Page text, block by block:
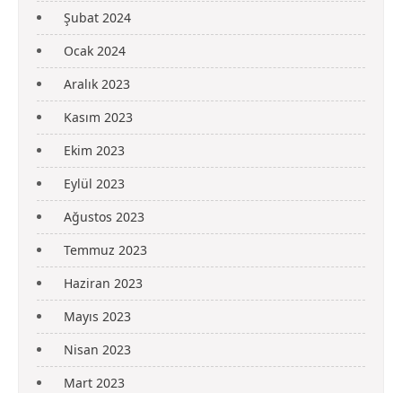
Şubat 2024
Ocak 2024
Aralık 2023
Kasım 2023
Ekim 2023
Eylül 2023
Ağustos 2023
Temmuz 2023
Haziran 2023
Mayıs 2023
Nisan 2023
Mart 2023